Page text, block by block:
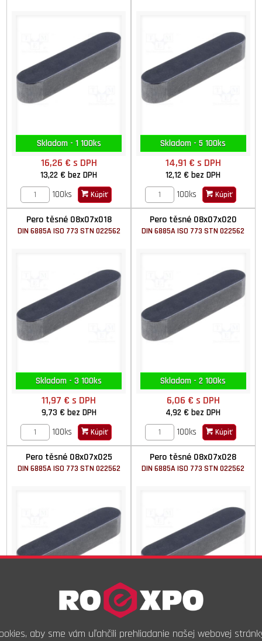
Skladom - 1 100ks
16,26 € s DPH
13,22 €bez DPH
100ks
Kúpiť
Skladom - 5 100ks
14,91 € s DPH
12,12 €bez DPH
100ks
Kúpiť
Pero těsné 08x07x018
DIN 6885A ISO 773 STN 022562
Skladom - 3 100ks
11,97 €s DPH
9,73 € bez DPH
100ks
Kúpiť
Pero těsné 08x07x020
DIN 6885A ISO 773 STN 022562
Skladom - 2 100ks
6,06 € s DPH
4,92 €bez DPH
100ks
Kúpiť
Pero těsné 08x07x025
DIN 6885A ISO 773 STN 022562
7,70 €s DPH
Pero těsné 08x07x028
DIN 6885A ISO 773 STN 022562
6,81 € s DPH
aby sme vám uľahčili prehliadanie našej webovej